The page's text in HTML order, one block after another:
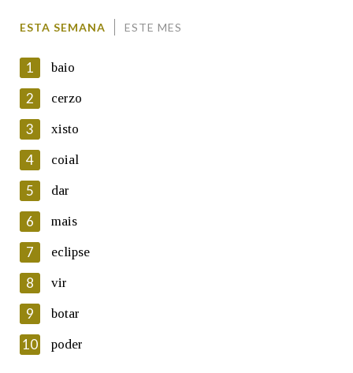
En cumprimento da normativa vixente en materia de
Protección de Datos de Carácter Persoal, a Real Academia
Galega informa a aqueles usuarios que faciliten o seu correo
electrónico, así como calquera outra información de carácter
persoal, que estes datos serán obxecto de tratamento
automatizado de carácter confidencial e incorporados aos seus
ficheiros informáticos. Así mesmo, os usuarios poderán exercer o
seu dereito de acceso, rectificación, oposición e cancelación dos
seus datos poñéndose en contacto connosco.
Lin e acepto as condicións da política de
Introduce o código que aparece na imaxe:
ESTA SEMANA ESTE MES
1 baio
2 cerzo
3 xisto
4 coial
5 dar
6 mais
7 eclipse
8 vir
9 botar
10 poder